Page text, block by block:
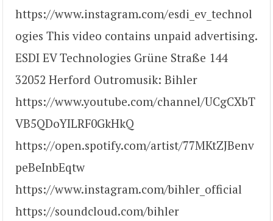
https://www.instagram.com/esdi_ev_technol
ogies This video contains unpaid advertising.
ESDI EV Technologies Grüne Straße 144
32052 Herford Outromusik: Bihler
https://www.youtube.com/channel/UCgCXbT
VB5QDoYILRF0GkHkQ
https://open.spotify.com/artist/77MKtZJBenv
peBeInbEqtw
https://www.instagram.com/bihler_official
https://soundcloud.com/bihler